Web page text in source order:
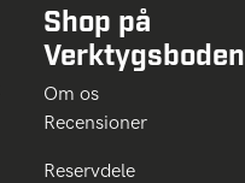
Shop på
Verktygsboden
Om os
Recensioner
Reservdele